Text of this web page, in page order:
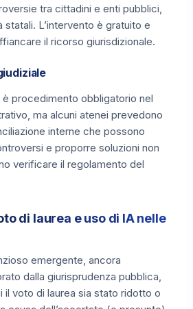
tra cittadini e enti pubblici,
statali. L’intervento è gratuito e
il ricorso giurisdizionale.
è procedimento obbligatorio nel
ma alcuni atenei prevedono
interne che possono
e proporre soluzioni non
verificare il regolamento del
di laurea e uso di IA nelle
emergente, ancora
dalla giurisprudenza pubblica,
il voto di laurea sia stato ridotto o